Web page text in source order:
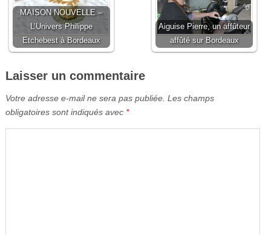
MAISON NOUVELLE –
L’Univers Philippe
Etchebest à Bordeaux
Aiguise Pierre, un affûteur
affûté sur Bordeaux
Laisser un commentaire
Votre adresse e-mail ne sera pas publiée. Les champs
obligatoires sont indiqués avec *